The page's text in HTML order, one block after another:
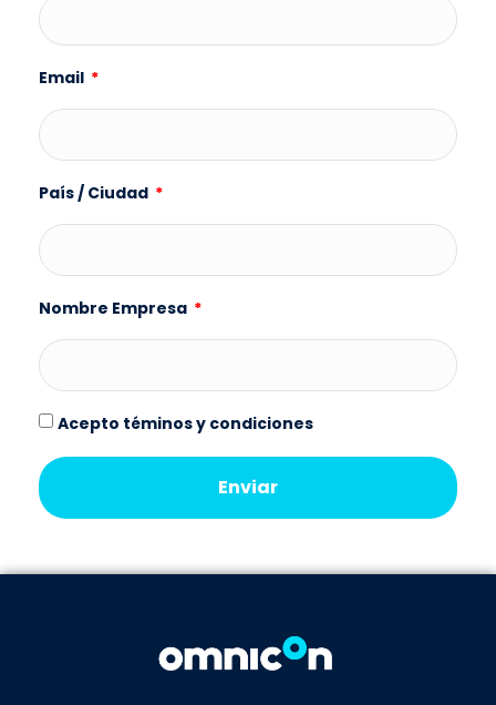
Email
País / Ciudad
Nombre Empresa
Acepto téminos y condiciones
Enviar